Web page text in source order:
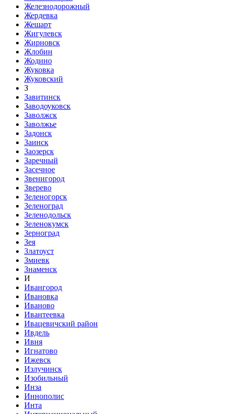
Железнодорожный
Жердевка
Жешарт
Жигулевск
Жирновск
Жлобин
Жодино
Жуковка
Жуковский
З
Завитинск
Заводоуковск
Заволжск
Заволжье
Задонск
Заинск
Заозерск
Заречный
Засечное
Звенигород
Зверево
Зеленогорск
Зеленоград
Зеленодольск
Зеленокумск
Зерноград
Зея
Златоуст
Змиевк
Знаменск
И
Ивангород
Ивановка
Иваново
Ивантеевка
Ивацевичский район
Ивдель
Ивня
Игнатово
Ижевск
Излучинск
Изобильный
Инза
Иннополис
Инта